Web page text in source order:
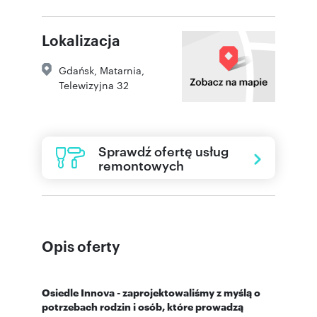
Lokalizacja
Gdańsk Matarnia
Telewizyjna 32
Sprawdź ofertę usług
remontowych
Opis oferty
Osiedle Innova - zaprojektowaliśmy z myślą o
potrzebach rodzin i osób, które prowadzą